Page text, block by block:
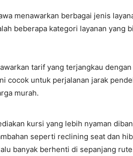
menawarkan berbagai jenis
beberapa kategori layanan yang
tarif yang terjangkau
cocok untuk perjalanan jarak
murah.
kursi yang lebih nyaman
seperti reclining seat dan
banyak berhenti di sepanjang